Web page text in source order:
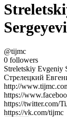
@tijmc
0 followers
Streletskiy Evgeniy
Стрелецкий
http://
https://
https://twitter.com/
https://vk.com/tijmc